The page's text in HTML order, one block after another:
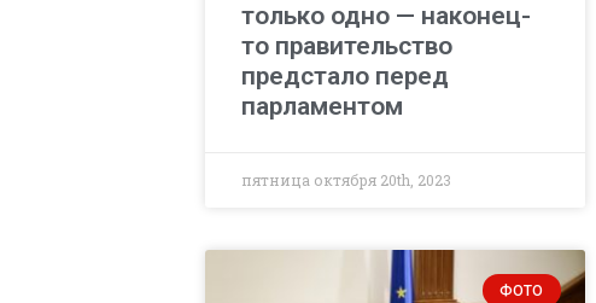
только одно — наконец-
то правительство
предстало перед
парламентом
пятница октября 20th, 2023
ФОТО